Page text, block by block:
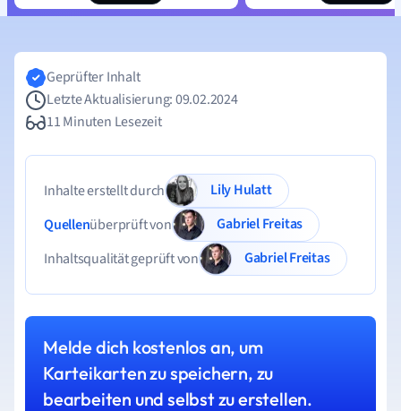
Geprüfter Inhalt
Letzte Aktualisierung: 09.02.2024
11 Minuten Lesezeit
Inhalte erstellt durch
Lily Hulatt
Quellenüberprüft von
Gabriel Freitas
Inhaltsqualität geprüft von
Gabriel Freitas
Melde dich kostenlos an, um
Karteikarten zu speichern, zu
bearbeiten und selbst zu erstellen.